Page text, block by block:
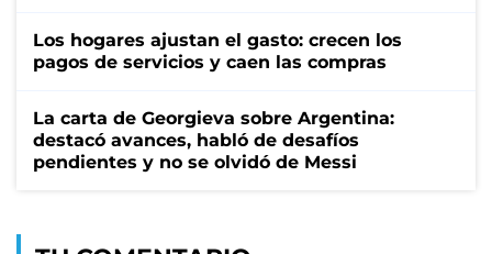
Los hogares ajustan el gasto: crecen los
pagos de servicios y caen las compras
La carta de Georgieva sobre Argentina:
destacó avances, habló de desafíos
pendientes y no se olvidó de Messi